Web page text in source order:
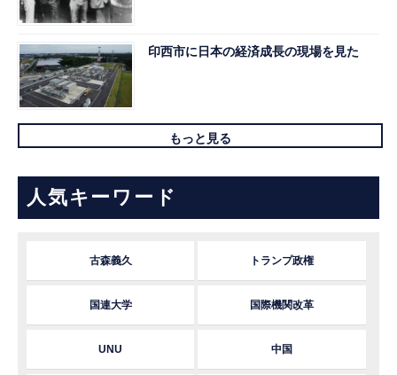
印西市に日本の経済成長の現場を見た
もっと見る
人気キーワード
古森義久 トランプ政権
国連大学 国際機関改革
UNU 中国